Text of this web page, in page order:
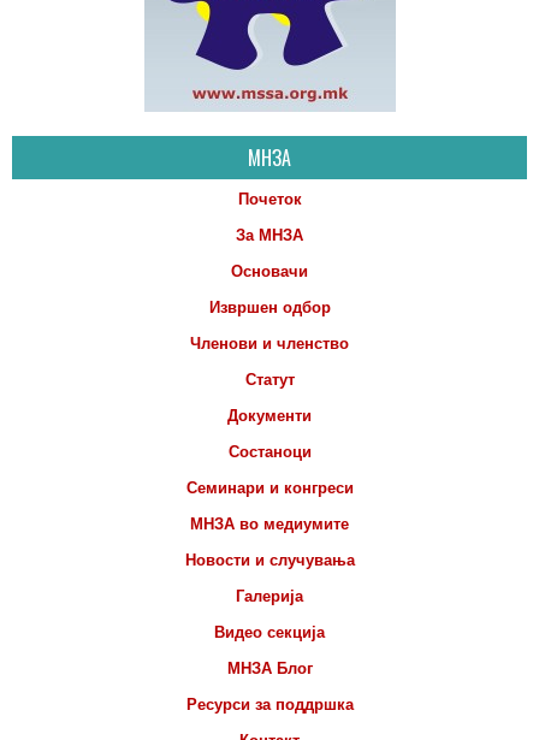
МНЗА
Почеток
За МНЗА
Основачи
Извршен одбор
Членови и членство
Статут
Документи
Состаноци
Семинари и конгреси
МНЗА во медиумите
Новости и случувања
Галерија
Видео секција
МНЗА Блог
Ресурси за поддршка